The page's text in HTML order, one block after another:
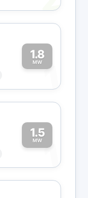
1.8
MW1
1.5
MW1